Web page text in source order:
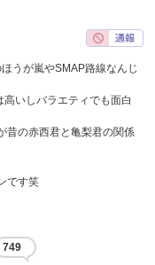
うが嵐やSMAP路線なんじ
いしバラエティでも面白
昔の赤西君と亀梨君の関係
です笑
749